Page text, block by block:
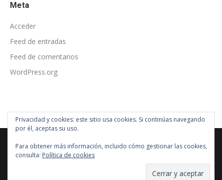
Meta
Acceder
Feed de entradas
Feed de comentarios
WordPress.org
Privacidad y cookies: este sitio usa cookies. Si continúas navegando
por él, aceptas su uso.
Para obtener más información, incluido cómo gestionar las cookies,
consulta: Política de cookies